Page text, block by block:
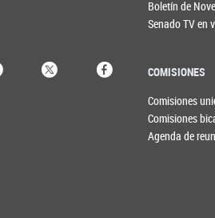
Boletín de
Senado TV en
COMISIONES
Comisiones
Comisiones
Agenda de